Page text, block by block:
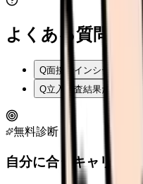
よくある質問
Q面接でインシデント対
Q立入検査結果だけで病
無料診断
自分に合うキャリアタ